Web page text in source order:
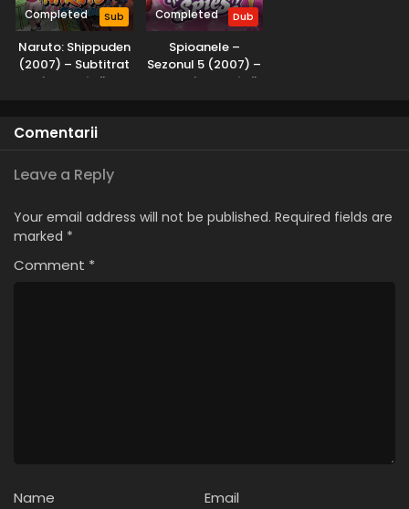
Completed Sub
Naruto: Shippuden
(2007) – Subtitrat
în Română
Completed Dub
Spioanele –
Sezonul 5 (2007) –
Dublat în Română
Comentarii
Leave a Reply
Your email address will not be published. Required fields are
marked *
Comment *
Name Email